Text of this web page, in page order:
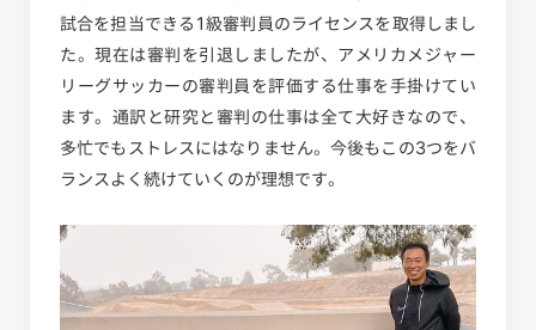
試合を担当できる1級審判員のライセンスを取得しまし
た。現在は審判を引退しましたが、アメリカメジャー
リーグサッカーの審判員を評価する仕事を手掛けてい
ます。通訳と研究と審判の仕事は全て大好きなので、
多忙でもストレスにはなりません。今後もこの3つをバ
ランスよく続けていくのが理想です。